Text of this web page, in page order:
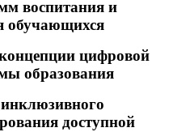
воспитания и
обучающихся
цифровой
образования
инклюзивного
доступной